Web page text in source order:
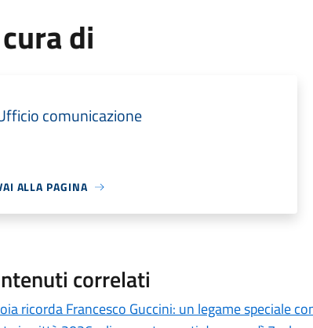
di
comunicazione
ALLA PAGINA
correlati
ricorda Francesco Guccini: un legame speciale